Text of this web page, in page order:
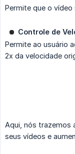
Permite que o vídeo
Controle de
Permite ao usuário
2x da velocidade
Aqui, nós trazemos
seus vídeos e